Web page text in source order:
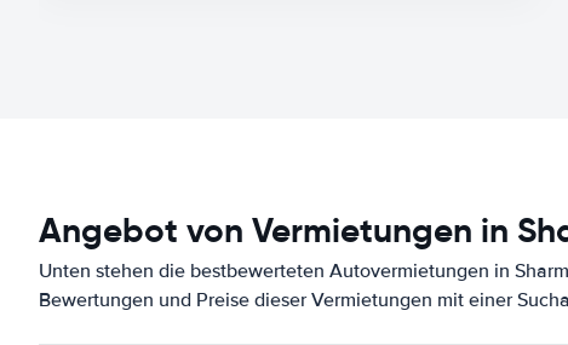
Angebot von Vermietungen in
Unten stehen die bestbewerteten Autovermietungen in
Bewertungen und Preise dieser Vermietungen mit einer